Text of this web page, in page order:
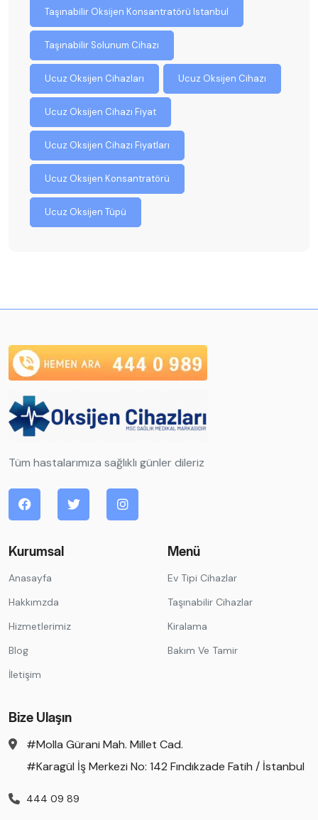
Taşınabilir Oksijen Konsantratörü Istanbul
Taşınabilir Solunum Cihazı
Ucuz Oksijen Cihazları Ucuz Oksijen Cihazı
Ucuz Oksijen Cihazı Fiyat
Ucuz Oksijen Cihazı Fiyatları
Ucuz Oksijen Konsantratörü
Ucuz Oksijen Tüpü
Tüm hastalarımıza sağlıklı günler dileriz
Kurumsal
Anasayfa
Hakkımzda
Hizmetlerimiz
Blog
İletişim
Menü
Ev Tipi Cihazlar
Taşınabilir Cihazlar
Kiralama
Bakım Ve Tamir
Bize Ulaşın
#Molla Gürani Mah. Millet Cad.
#Karagül İş Merkezi No: 142 Fındıkzade Fatih / İstanbul
444 09 89